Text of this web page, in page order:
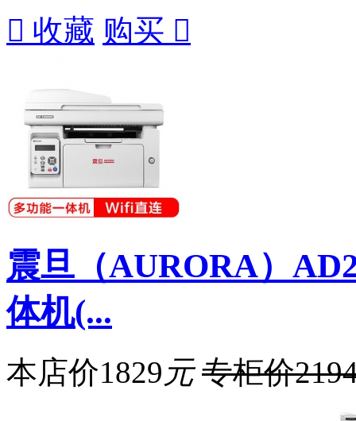
 收藏 购买 
震旦（AURORA）
体机(...
本店价1829 元 专柜价